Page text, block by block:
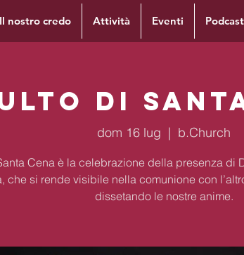
Il nostro credo Attività Eventi Podcast
di
dom 16 lug
  |
b.Church
Cena è la celebrazione della presenza di
che si rende visibile nella comunione con
dissetando le nostre anime.